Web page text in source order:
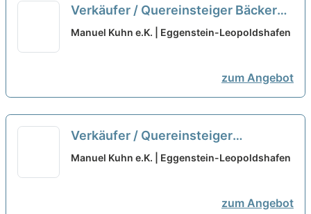
Verkäufer / Quereinsteiger Bäckerei
/ Backwaren (m/w/d) neu
Manuel Kuhn e.K. | Eggenstein-Leopoldshafen
zum Angebot
Verkäufer / Quereinsteiger
Bedientheke / Metzgerei (m/w/d)
Manuel Kuhn e.K. | Eggenstein-Leopoldshafen
zum Angebot